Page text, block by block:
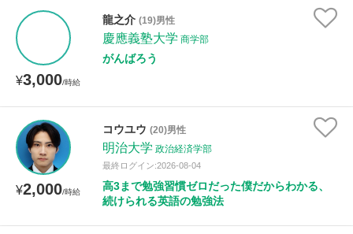
¥3,000/時給
龍之介 (19)男性
慶應義塾大学 商学部
がんばろう
¥2,000/時給
コウユウ (20)男性
明治大学 政治経済学部
最終ログイン:2026-08-04
高3まで勉強習慣ゼロだった僕だからわかる、
続けられる英語の勉強法